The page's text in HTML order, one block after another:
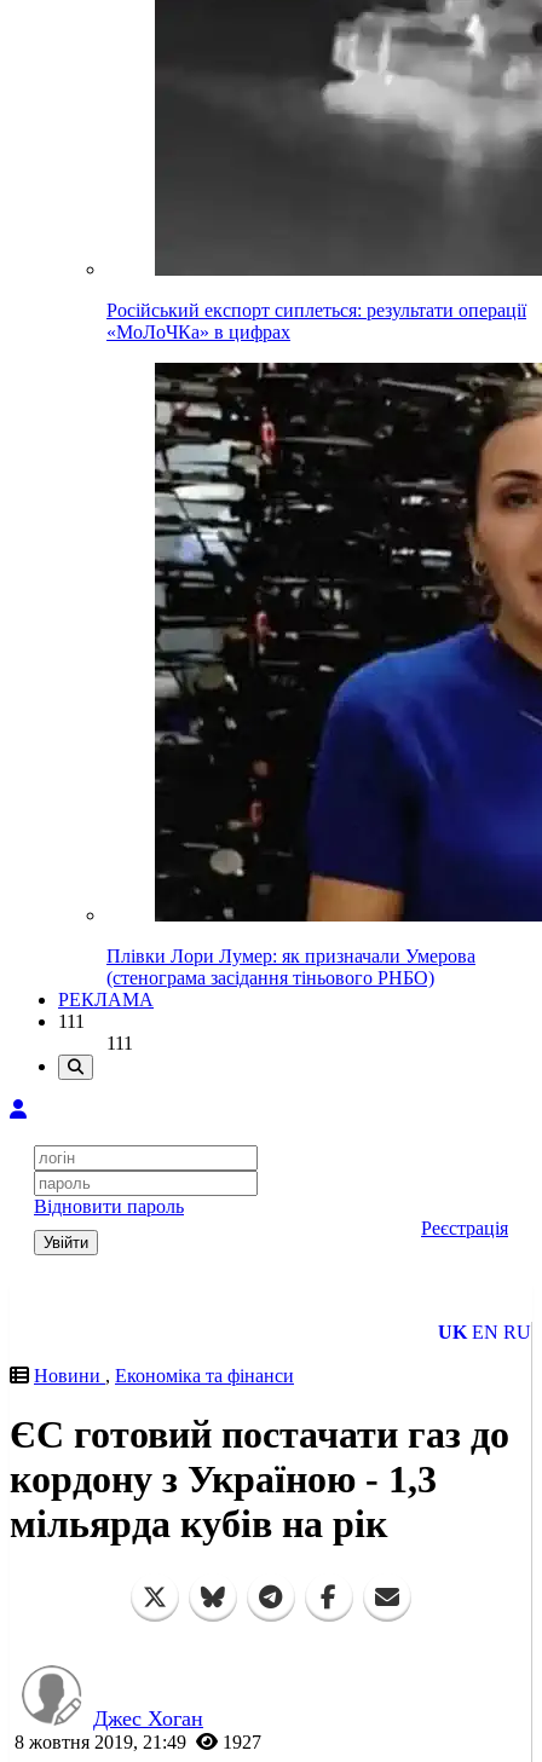
Російський експорт сиплеться: результати операції
«МоЛоЧКа» в цифрах
Плівки Лори Лумер: як призначали Умерова
(стенограма засідання тіньового РНБО)
РЕКЛАМА
111
111
Відновити пароль
Увійти
Реєстрація
UK EN RU
Новини , Економіка та фінанси
ЄС готовий постачати газ до
кордону з Україною - 1,3
мільярда кубів на рік
Джес Хоган
8 жовтня 2019, 21:49 1927